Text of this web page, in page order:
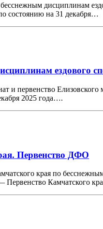
дисциплинам
состоянию на 31 декабря…
ездового
и первенство
2025 года….
Первенство ДФО
края по
Первенство Камчатского